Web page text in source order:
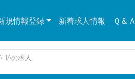
規情報登録 新着求人情報 Ｑ＆Ａ
の求人